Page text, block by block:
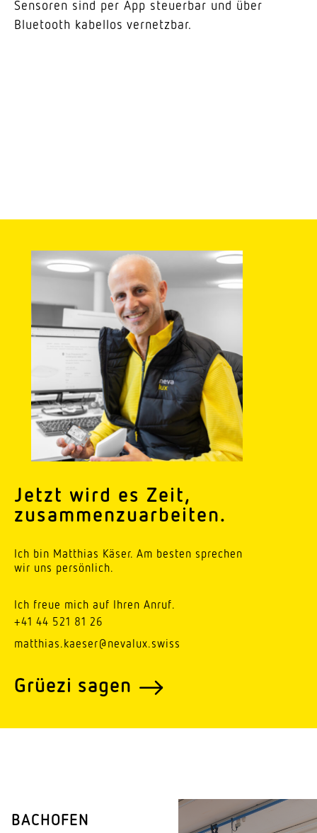
Sensoren sind per App steu­erbar und über
Blue­tooth kabellos vernetzbar.
Jetzt wird es Zeit,
zusammenzuarbeiten.
Ich bin Matthias Käser. Am besten sprechen
wir uns persönlich.
Ich freue mich auf Ihren Anruf.
+41 44 521 81 26
matthias.kaeser@nevalux.swiss
Grüezi sagen
BACHOFEN